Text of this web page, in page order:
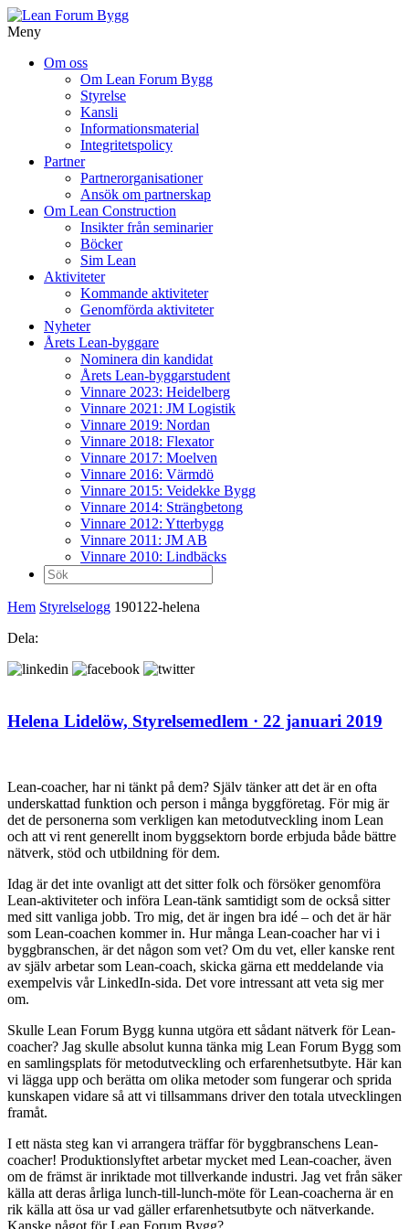
Meny
Om oss
Om Lean Forum Bygg
Styrelse
Kansli
Informationsmaterial
Integritetspolicy
Partner
Partnerorganisationer
Ansök om partnerskap
Om Lean Construction
Insikter från seminarier
Böcker
Sim Lean
Aktiviteter
Kommande aktiviteter
Genomförda aktiviteter
Nyheter
Årets Lean-byggare
Nominera din kandidat
Årets Lean-byggarstudent
Vinnare 2023: Heidelberg
Vinnare 2021: JM Logistik
Vinnare 2019: Nordan
Vinnare 2018: Flexator
Vinnare 2017: Moelven
Vinnare 2016: Värmdö
Vinnare 2015: Veidekke Bygg
Vinnare 2014: Strängbetong
Vinnare 2012: Ytterbygg
Vinnare 2011: JM AB
Vinnare 2010: Lindbäcks
Sök
efter:
Hem Styrelselogg 190122-helena
Dela:
Helena Lidelöw, Styrelsemedlem · 22 januari 2019
Lean-coacher, har ni tänkt på dem? Själv tänker att det är en ofta
underskattad funktion och person i många byggföretag. För mig är
det de personerna som verkligen kan metodutveckling inom Lean
och att vi rent generellt inom byggsektorn borde erbjuda både bättre
nätverk, stöd och utbildning för dem.
Idag är det inte ovanligt att det sitter folk och försöker genomföra
Lean-aktiviteter och införa Lean-tänk samtidigt som de också sitter
med sitt vanliga jobb. Tro mig, det är ingen bra idé – och det är här
som Lean-coachen kommer in. Hur många Lean-coacher har vi i
byggbranschen, är det någon som vet? Om du vet, eller kanske rent
av själv arbetar som Lean-coach, skicka gärna ett meddelande via
exempelvis vår LinkedIn-sida. Det vore intressant att veta sig mer
om.
Skulle Lean Forum Bygg kunna utgöra ett sådant nätverk för Lean-
coacher? Jag skulle absolut kunna tänka mig Lean Forum Bygg som
en samlingsplats för metodutveckling och erfarenhetsutbyte. Här kan
vi lägga upp och berätta om olika metoder som fungerar och sprida
kunskapen vidare så att vi tillsammans driver den totala utvecklingen
framåt.
I ett nästa steg kan vi arrangera träffar för byggbranschens Lean-
coacher! Produktionslyftet arbetar mycket med Lean-coacher, även
om de främst är inriktade mot tillverkande industri. Jag vet från säker
källa att deras årliga lunch-till-lunch-möte för Lean-coacherna är en
rik källa att ösa ur vad gäller erfarenhetsutbyte och nätverkande.